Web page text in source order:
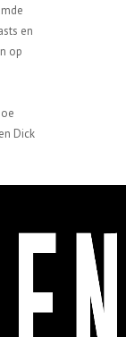
en
op
Dick